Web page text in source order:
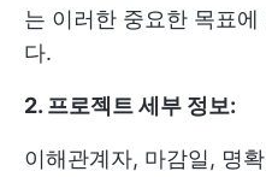
는 이러한 중요한 목표
다.
2. 프로젝트 세부 정보:
이해관계자, 마감일, 명